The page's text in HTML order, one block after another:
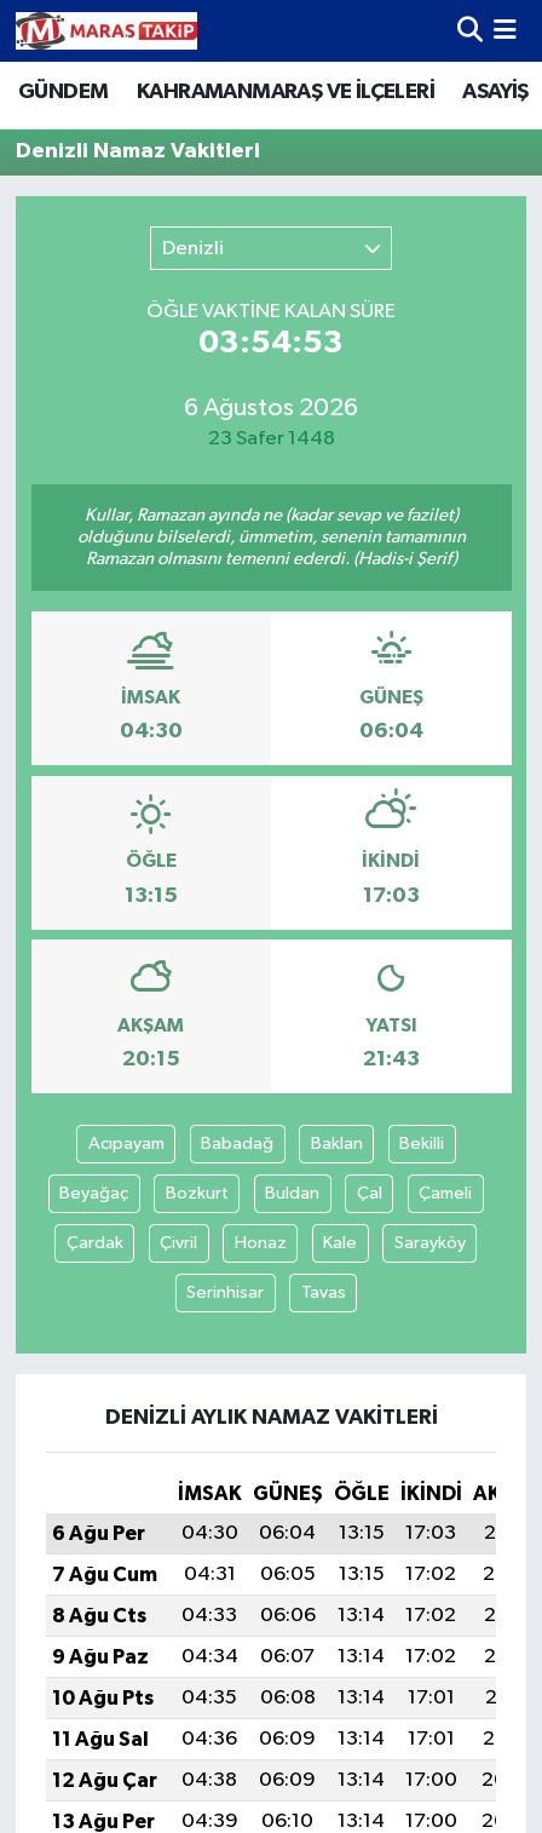
GÜNDEM KAHRAMANMARAŞ VE İLÇELERİ ASAYİŞ
Denizli Namaz Vakitleri
Denizli
ÖĞLE VAKTİNE KALAN SÜRE
03:54:53
6 Ağustos 2026
23 Safer 1448
Kullar, Ramazan ayında ne (kadar sevap ve fazilet)
olduğunu bilselerdi, ümmetim, senenin tamamının
Ramazan olmasını temenni ederdi. (Hadis-i Şerif)
İMSAK
04:30
GÜNEŞ
06:04
ÖĞLE
13:15
İKINDI
17:03
AKŞAM
20:15
YATSI
21:43
Acıpayam Babadağ Baklan Bekilli
Beyağaç Bozkurt Buldan Çal Çameli
Çardak Çivril Honaz Kale Sarayköy
Serinhisar Tavas
DENIZLI AYLIK NAMAZ VAKITLERI
İMSAK GÜNEŞ ÖĞLE İKINDI
6 Ağu Per
04:30 06:04 13:15 17:03
20:15
7 Ağu Cum
04:31 06:05 13:15 17:02
20:14
8 Ağu Cts
04:33 06:06 13:14 17:02
20:13
9 Ağu Paz
04:34 06:07 13:14 17:02
20:12
10 Ağu Pts
04:35 06:08 13:14 17:01
20:11
11 Ağu Sal
04:36 06:09 13:14 17:01
20:10
12 Ağu Çar
04:38 06:09 13:14 17:00
20:08
13 Ağu Per
04:39 06:10 13:14 17:00
20:07
Kahramanmaraş Nöbetçi Eczaneler
Kahramanmaraş Hava Durumu
Kahramanmaraş Trafik Yoğunluk Haritası
Süper Lig Puan Durumu ve Fikstür
Tüm Manşetler
Haber Arşivi